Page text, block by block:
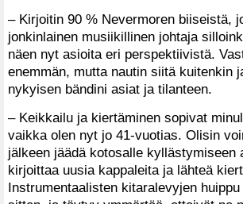
– Kirjoitin 90 % Nevermoren biiseistä,
jonkinlainen musiikillinen johtaja
näen nyt asioita eri perspektiivistä.
enemmän, mutta nautin siitä kuitenkin
nykyisen bändini asiat ja tilanteen.
– Keikkailu ja kiertäminen sopivat
vaikka olen nyt jo 41-vuotias. Olisin
jälkeen jäädä kotosalle kyllästymiseen
kirjoittaa uusia kappaleita ja lähteä
Instrumentaalisten kitaralevyjen